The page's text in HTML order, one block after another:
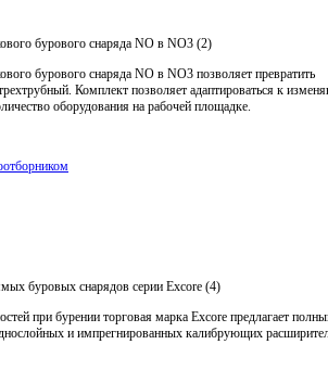
бурового снаряда NO в NO3 (2)
бурового снаряда NO в NO3 позволяет превратить
Комплект позволяет адаптироваться к
оборудования на рабочей площадке.
буровых снарядов серии Excore (4)
при бурении торговая марка Excore предлагает
и импрегнированных калибрующих